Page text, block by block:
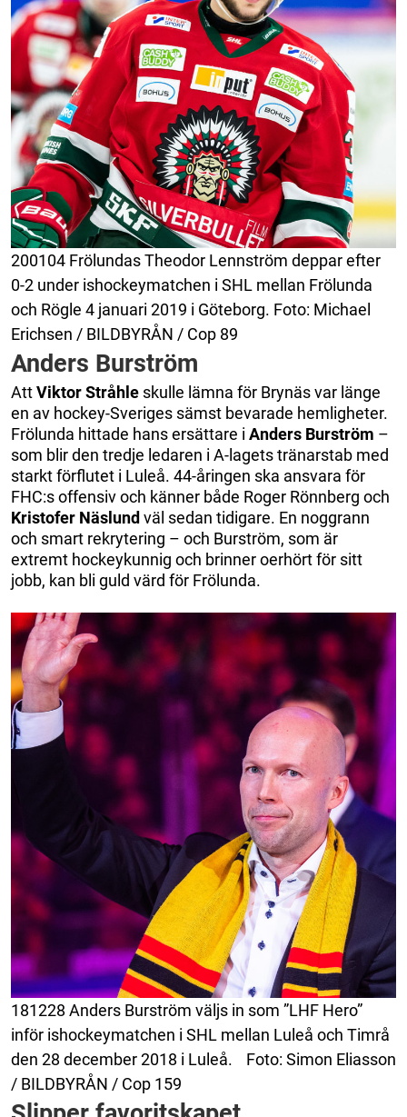
200104 Frölundas Theodor Lennström deppar efter
0-2 under ishockeymatchen i SHL mellan Frölunda
och Rögle 4 januari 2019 i Göteborg. Foto: Michael
Erichsen / BILDBYRÅN / Cop 89
Anders Burström
AttViktorStråhle skulle lämna för Brynäs var länge
en av hockey-Sveriges sämst bevarade hemligheter.
Frölunda hittade hans ersättare i Anders Burström –
som blir den tredje ledaren i A-lagets tränarstab med
starkt förflutet i Luleå. 44-åringen ska ansvara för
FHC:s offensiv och känner både Roger Rönnberg och
Kristofer Näslund väl sedan tidigare. En noggrann
och smart rekrytering – och Burström, som är
extremt hockeykunnig och brinner oerhört för sitt
jobb, kan bli guld värd för Frölunda.
181228 Anders Burström väljs in som ”LHF Hero”
inför ishockeymatchen i SHL mellan Luleå och Timrå
den 28 december 2018 i Luleå. Foto: Simon Eliasson
/ BILDBYRÅN / Cop 159